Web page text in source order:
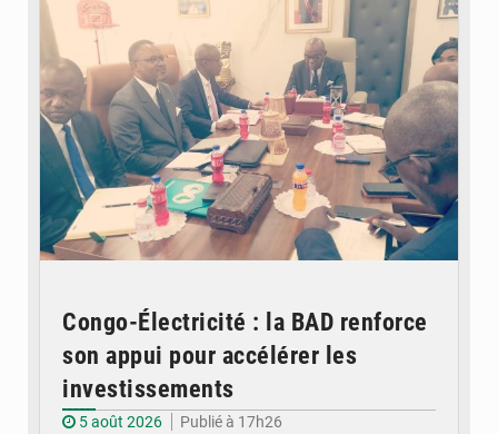
Congo-Électricité : la BAD renforce
son appui pour accélérer les
investissements
5 août 2026
Publié à 17h26